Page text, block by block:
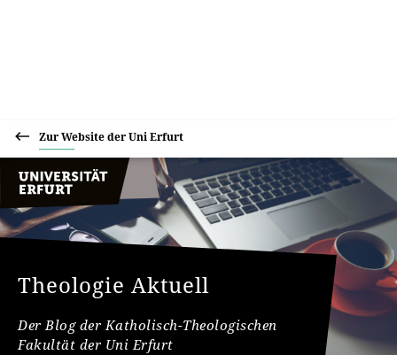
Zur Website der Uni Erfurt
Theologie Aktuell
Der Blog der Katholisch-Theologischen
Fakultät der Uni Erfurt